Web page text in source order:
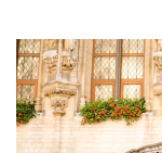
l
l
i
n